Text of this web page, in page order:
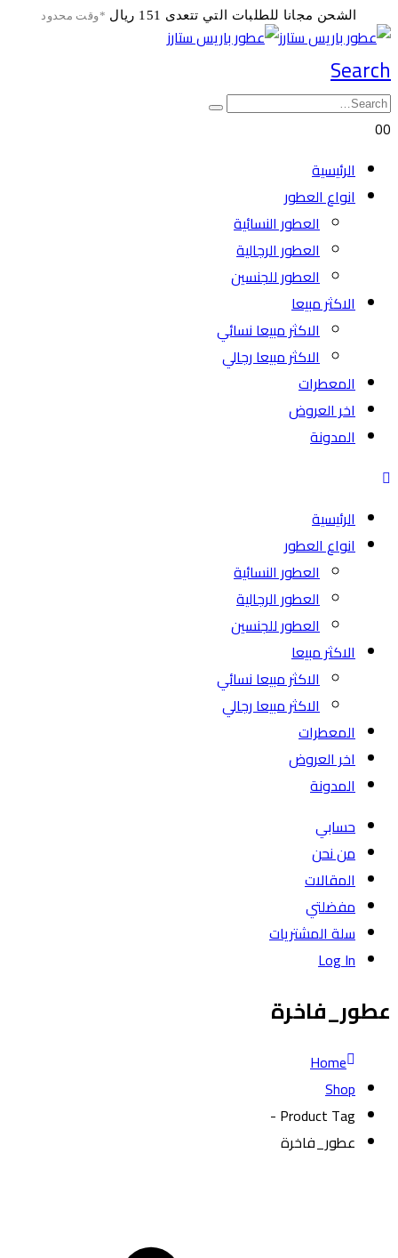
الشحن مجانا للطلبات التي تتعدى 151 ريال *وقت محدود
Search
00
الرئيسية
انواع العطور
العطور النسائية
العطور الرجالية
العطور للجنسين
الاكثر مبيعا
الاكثر مبيعا نسائي
الاكثر مبيعا رجالي
المعطرات
اخر العروض
المدونة
الرئيسية
انواع العطور
العطور النسائية
العطور الرجالية
العطور للجنسين
الاكثر مبيعا
الاكثر مبيعا نسائي
الاكثر مبيعا رجالي
المعطرات
اخر العروض
المدونة
حسابي
من نحن
المقالات
مفضلتي
سلة المشتريات
Log In
عطور_فاخرة
Home
Shop
Product Tag -
عطور_فاخرة